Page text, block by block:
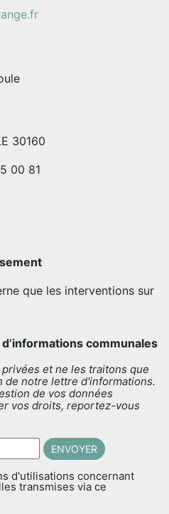
30160
00 81
que les interventions sur
communales
et ne les traitons que
de notre lettre d'informations.
de vos données
vos droits, reportez-vous
d'utilisations concernant
transmises via ce